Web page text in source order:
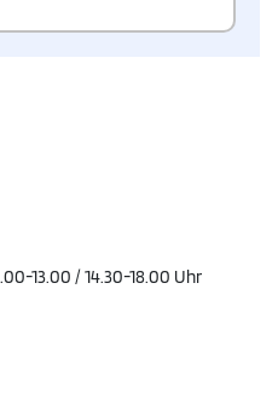
13.00 / 14.30-18.00 Uhr